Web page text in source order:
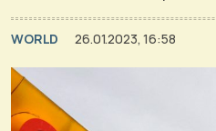
WORLD 26.01.2023, 16:58